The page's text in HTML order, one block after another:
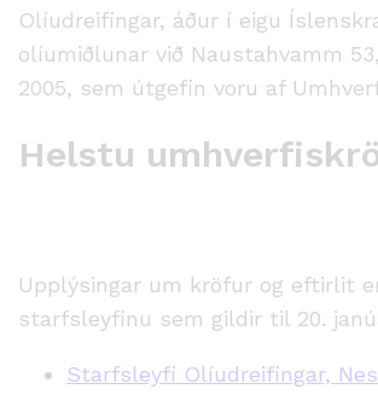
Olíudreifingar, áður í eigu
olíumiðlunar við Naustahvamm
2005, sem útgefin voru af
Helstu
Upplýsingar um kröfur og eftirlit
starfsleyfinu sem gildir til 20.
Starfsleyfi Olíudreifingar,